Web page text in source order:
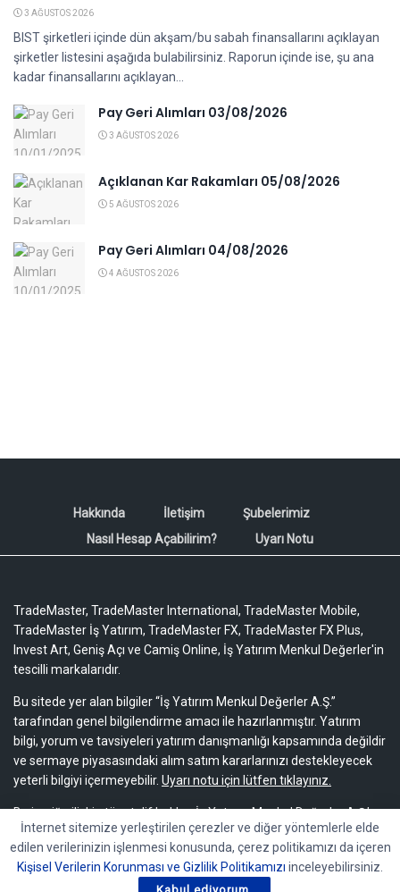
3 AĞUSTOS 2026
BIST şirketleri içinde dün akşam/bu sabah finansallarını açıklayan
şirketler listesini aşağıda bulabilirsiniz. Raporun içinde ise, şu ana
kadar finansallarını açıklayan...
Pay Geri Alımları 03/08/2026
3 AĞUSTOS 2026
Açıklanan Kar Rakamları 05/08/2026
5 AĞUSTOS 2026
Pay Geri Alımları 04/08/2026
4 AĞUSTOS 2026
Hakkında İletişim
Şubelerimiz
Nasıl Hesap Açabilirim?
Uyarı Notu
TradeMaster, TradeMaster International, TradeMaster Mobile,
TradeMaster İş Yatırım, TradeMaster FX, TradeMaster FX Plus,
Invest Art, Geniş Açı ve Camiş Online, İş Yatırım Menkul Değerler'in
tescilli markalarıdır.
Bu sitede yer alan bilgiler “İş Yatırım Menkul Değerler A.Ş.”
tarafından genel bilgilendirme amacı ile hazırlanmıştır. Yatırım
bilgi, yorum ve tavsiyeleri yatırım danışmanlığı kapsamında değildir
ve sermaye piyasasındaki alım satım kararlarınızı destekleyecek
yeterli bilgiyi içermeyebilir. Uyarı notu için lütfen tıklayınız.
Bu içeriğe ilişkin tüm telif hakları İş Yatırım Menkul Değerler A.Ş.’ye
aittir. Bu içerik, açık iznimiz olmaksızın başkaları tarafından
herhangi bir amaçla, kısmen veya tamamen çoğaltılamaz,
dağıtılamaz, yayımlanamaz veya değiştirilemez.
İnternet sitemize yerleştirilen çerezler ve diğer yöntemlerle elde
edilen verilerinizin işlenmesi konusunda, çerez politikamızı da içeren
Kişisel Verilerin Korunması ve Gizlilik Politikamızı inceleyebilirsiniz.